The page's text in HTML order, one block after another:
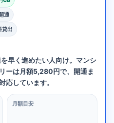
通
貸出
早く進めたい人向け。マンシ
ーは月額5,280円で、開通ま
しています。
月額目安